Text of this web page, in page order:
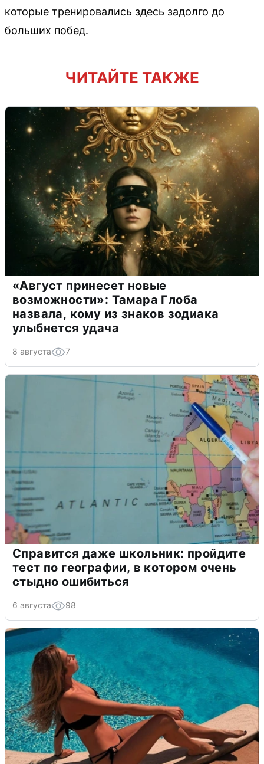
которые тренировались здесь задолго до
больших побед.
ЧИТАЙТЕ ТАКЖЕ
«Август принесет новые
возможности»: Тамара Глоба
назвала, кому из знаков зодиака
улыбнется удача
8 августа 7
Справится даже школьник: пройдите
тест по географии, в котором очень
стыдно ошибиться
6 августа 98